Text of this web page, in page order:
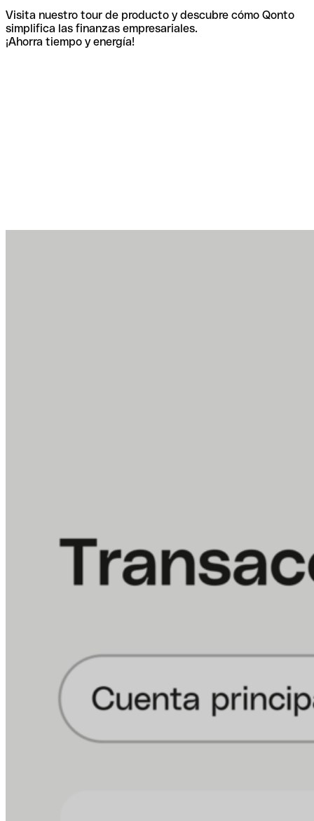
Visita nuestro tour de producto y descubre cómo Qonto
simplifica las finanzas empresariales.
¡Ahorra tiempo y energía!